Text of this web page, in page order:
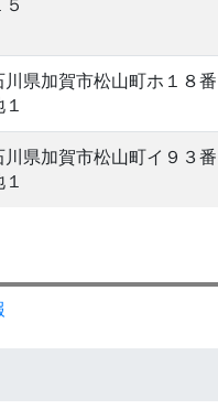
５
川県加賀市松山町ホ１８番
川県加賀市松山町イ９３番